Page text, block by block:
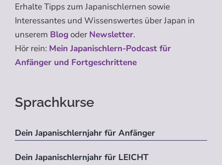
Erhalte Tipps zum Japanischlernen sowie
Interessantes und Wissenswertes über Japan in
unserem Blogoder Newsletter.
Hör rein: Mein Japanischlern-Podcast für
Anfänger und Fortgeschrittene
Sprachkurse
Dein Japanischlernjahr für Anfänger
Dein Japanischlernjahr für LEICHT